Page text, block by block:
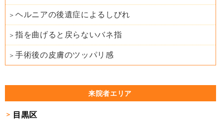
ヘルニアの後遺症によるしびれ
指を曲げると戻らないバネ指
手術後の皮膚のツッパリ感
来院者エリア
目黒区